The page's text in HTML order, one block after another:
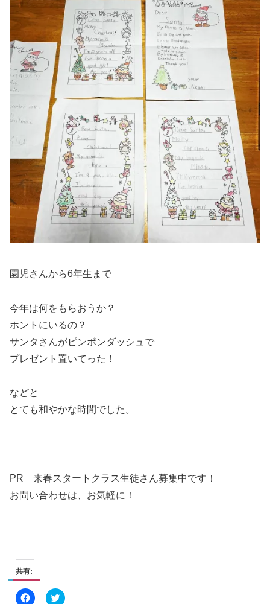
園児さんから6年生まで
今年は何をもらおうか？
ホントにいるの？
サンタさんがピンポンダッシュで
プレゼント置いてった！
などと
とても和やかな時間でした。
PR 来春スタートクラス生徒さん募集中です！
お問い合わせは、お気軽に！
共有:
F ク